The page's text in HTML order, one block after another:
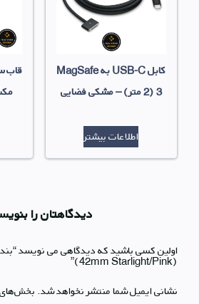
کابل USB-C به MagSafe
3 (2 متر) – مشکی فضایی
اطلاعات بیشتر
دیدگاهتان را
اولین کسی باشید که دیدگاهی می نویسد
(42mm Starlight/Pink)”
نشانی ایمیل شما منتشر نخواهد شد. بخش‌های